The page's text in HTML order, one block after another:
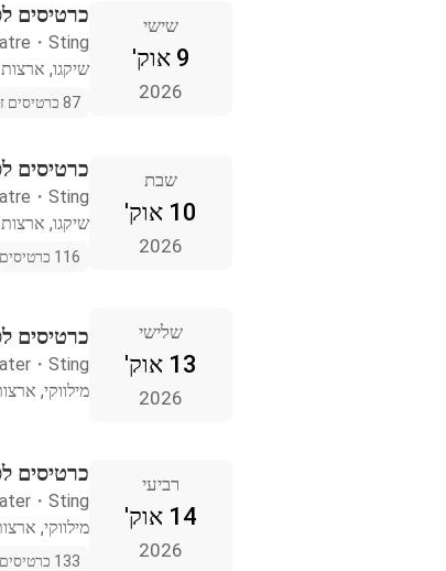
שישי
9 אוק'
2026
כרטיסים
Sting
・
שיקגו,
87 כרטיסים זמינים
שבת
10 אוק'
2026
כרטיסים
Sting
・
שיקגו,
116 כרטיסים זמינים
שלישי
13 אוק'
2026
כרטיסים
Sting
・
מילווקי,
רביעי
14 אוק'
2026
כרטיסים
Sting
・
מילווקי,
133 כרטיסים זמינים